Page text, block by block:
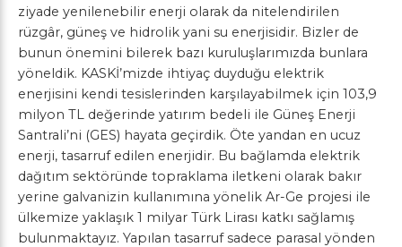
ziyade yenilenebilir enerji olarak da nitelendirilen
rüzgâr, güneş ve hidrolik yani su enerjisidir. Bizler de
bunun önemini bilerek bazı kuruluşlarımızda bunlara
yöneldik. KASKİ’mizde ihtiyaç duyduğu elektrik
enerjisini kendi tesislerinden karşılayabilmek için 103,9
milyon TL değerinde yatırım bedeli ile Güneş Enerji
Santrali’ni (GES) hayata geçirdik. Öte yandan en ucuz
enerji, tasarruf edilen enerjidir. Bu bağlamda elektrik
dağıtım sektöründe topraklama iletkeni olarak bakır
yerine galvanizin kullanımına yönelik Ar-Ge projesi ile
ülkemize yaklaşık 1 milyar Türk Lirası katkı sağlamış
bulunmaktayız. Yapılan tasarruf sadece parasal yönden